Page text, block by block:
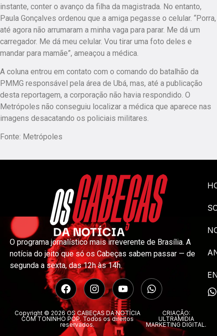
instante, conter o avanço da filha da magistrada. No entanto,
Paula Gonçalves ordenou que a amiga pegasse o celular. “Porra,
até agora não arrumaram a minha vaga para parar. Me dá um
carregador. Me dá meu celular. Vou tirar uma foto deles e
mandar para mamãe”, ameaçou a médica.
A coluna entrou em contato com o comando do batalhão da
PMMG responsável pela área de Ubá, mas, até a publicação
desta reportagem, a corporação não havia respondido. O
Metrópoles não conseguiu localizar a médica que aparece nas
imagens desacatando os policiais militares.
Fonte: Metrópoles
O programa jornalístico mais irreverente de Brasília. A
notícia do jeito que só os Cabeças sabem passar — de
segunda a sexta, das 12h às 14h.
Copyright © 2026 OS CABEÇAS DA NOTÍCIA
COM TONINHO POP. Todos os direitos
reservados.
CRIAÇÃO:
ULTRAMÍDIA
MARKETING DIGITAL.